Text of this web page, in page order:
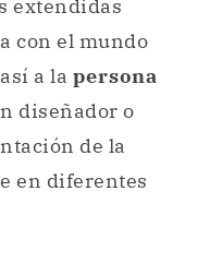
de la
en diferentes